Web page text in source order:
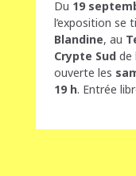
Du 19
l’exposition se
Blandine, au
Crypte Sudde
ouverte les
19 h. Entrée